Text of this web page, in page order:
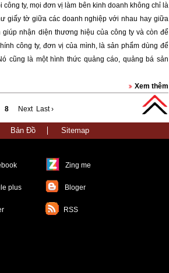
công ty, mọi đơn vị làm bên kinh doanh không chỉ là
giấy tờ giữa các doanh nghiệp với nhau hay giữa
nhận diện thương hiệu của công ty và còn để
công ty, đơn vị của mình, là sản phẩm dùng để
cũng là một hình thức quảng cáo, quảng bá sản
Xem thêm
8 Next Last ›
Bản Đồ Sitemap
Zing me
plus Bloger
RSS